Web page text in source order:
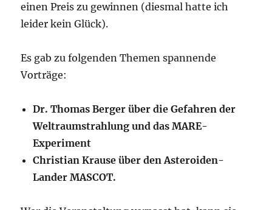
einen Preis zu gewinnen (diesmal hatte ich
leider kein Glück).
Es gab zu folgenden Themen spannende
Vorträge:
Dr. Thomas Berger über die Gefahren der
Weltraumstrahlung und das MARE-
Experiment
Christian Krause über den Asteroiden-
Lander MASCOT.